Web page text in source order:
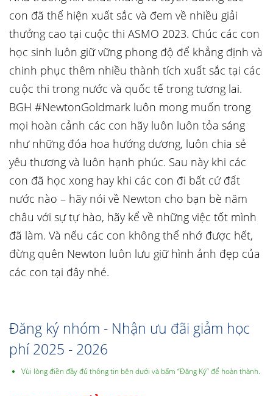
con đã thể hiện xuất sắc và đem về nhiều giải
thưởng cao tại cuộc thi ASMO 2023. Chúc các con
học sinh luôn giữ vững phong độ để khẳng định và
chinh phục thêm nhiều thành tích xuất sắc tại các
cuộc thi trong nước và quốc tế trong tương lai.
BGH #NewtonGoldmark luôn mong muốn trong
mọi hoàn cảnh các con hãy luôn luôn tỏa sáng
như những đóa hoa hướng dương, luôn chia sẻ
yêu thương và luôn hạnh phúc. Sau này khi các
con đã học xong hay khi các con đi bất cứ đất
nước nào – hãy nói về Newton cho bạn bè năm
châu với sự tự hào, hãy kể về những việc tốt mình
đã làm. Và nếu các con không thể nhớ được hết,
đừng quên Newton luôn lưu giữ hình ảnh đẹp của
các con tại đây nhé.
Đăng ký nhóm - Nhận ưu đãi giảm học
phí 2025 - 2026
Vùi lòng điền đầy đủ thông tin bên dưới và bấm “Đăng Ký” để hoàn thành.